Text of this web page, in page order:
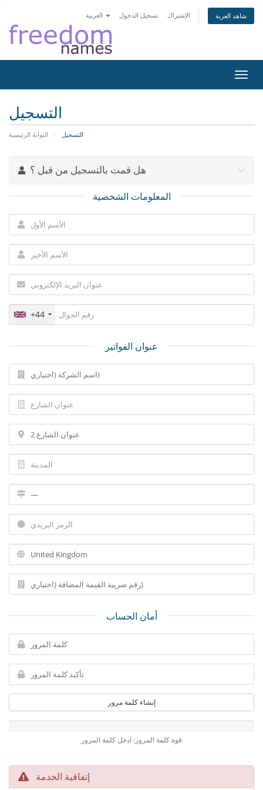
تسجيل الدخول الإشتراك شاهد العربة
تبديل
التنقل
التسجيل
البوابة الرئيسية التسجيل
هل قمت بالتسجيل من قبل ؟
المعلومات الشخصية
+44
عنوان الفواتير
أمان الحساب
إنشاء كلمة مرور
قوة كلمة المرور: ادخل كلمة المرور
إتفاقية الخدمة